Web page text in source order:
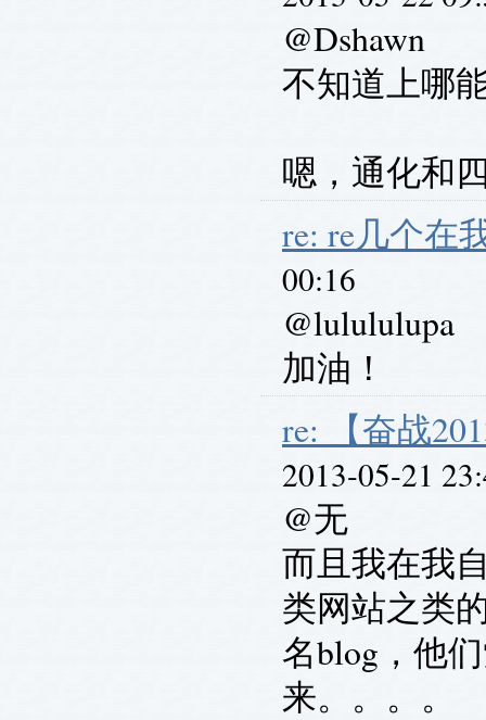
@Dshawn
不知道上哪
嗯，通化和
re: re几个在
00:16
@lulululupa
加油！
re: 【奋战
2013-05-21
@无
而且我在我
类网站之类
名blog，他
来。。。。